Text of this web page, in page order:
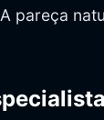
pareça